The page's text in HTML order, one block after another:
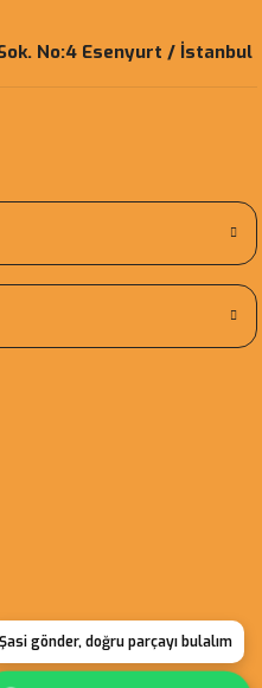
No:4 Esenyurt / İstanbul
Şasi gönder, doğru parçayı bulalım